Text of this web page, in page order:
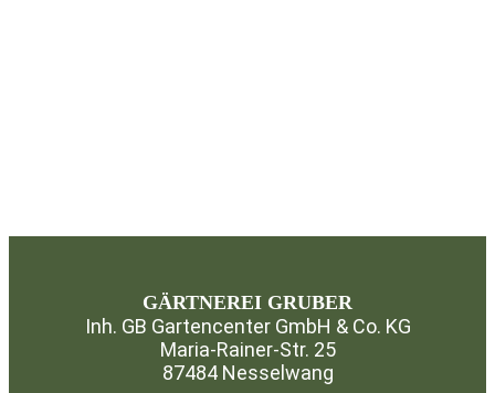
GÄRTNEREI GRUBER
Inh. GB Gartencenter GmbH & Co. KG
Maria-Rainer-Str. 25
87484 Nesselwang